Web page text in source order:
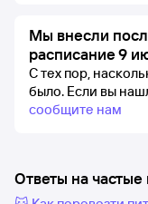
Мы внесли
расписание 9
С тех пор,
было. Если вы
сообщите нам
Ответы на